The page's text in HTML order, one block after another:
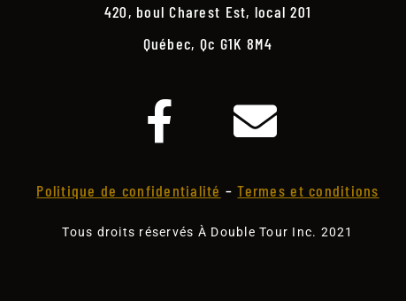
420, boul Charest Est, local 201
Québec, Qc G1K 8M4
Politique de confidentialité –Termes et conditions
Tous droits réservés À Double Tour Inc. 2021